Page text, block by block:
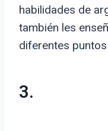
habilidades de
también les
diferentes
3.